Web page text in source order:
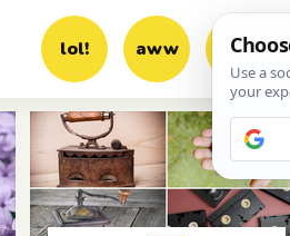
lol! aww vrh!